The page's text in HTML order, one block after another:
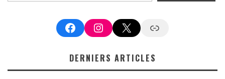
FacebookInstagram
X Google News
DERNIERS ARTICLES